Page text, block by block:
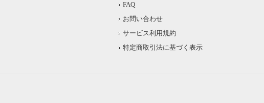
FAQ
お問い合わせ
サービス利用規約
特定商取引法に基づく表示